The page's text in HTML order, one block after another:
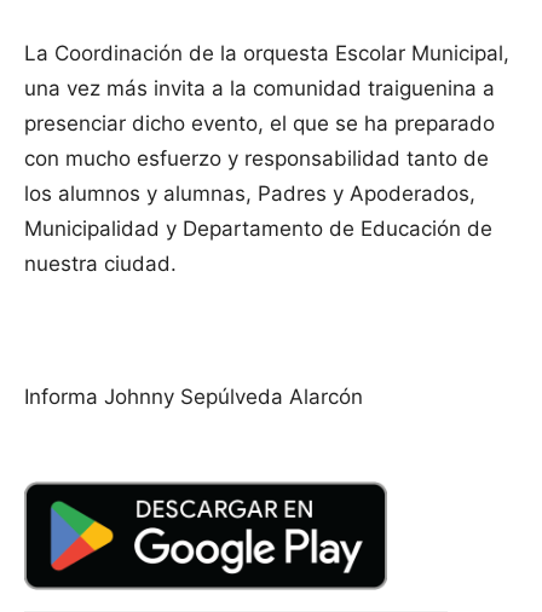
La Coordinación de la orquesta Escolar Municipal,
una vez más invita a la comunidad traiguenina a
presenciar dicho evento, el que se ha preparado
con mucho esfuerzo y responsabilidad tanto de
los alumnos y alumnas, Padres y Apoderados,
Municipalidad y Departamento de Educación de
nuestra ciudad.
Informa Johnny Sepúlveda Alarcón